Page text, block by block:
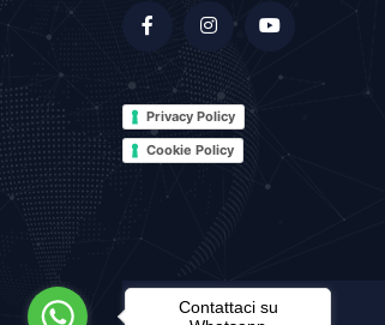
Privacy Policy
Cookie Policy
Contattaci su